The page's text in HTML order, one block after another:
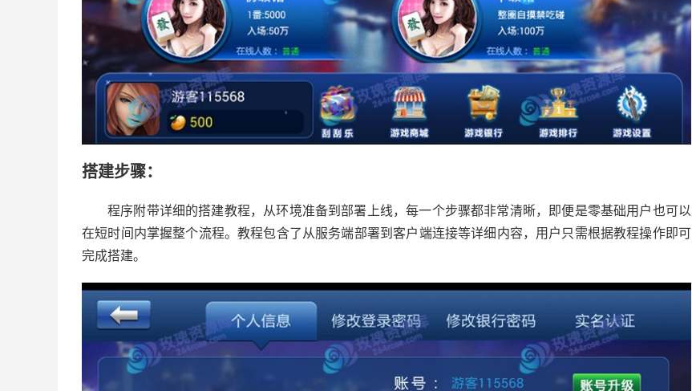
搭建步骤：
程序附带详细的搭建教程，从环境准备到部署上线，每一个步骤都非常清晰，即便是零基础用户也可以
在短时间内掌握整个流程。教程包含了从服务端部署到客户端连接等详细内容，用户只需根据教程操作即可
完成搭建。